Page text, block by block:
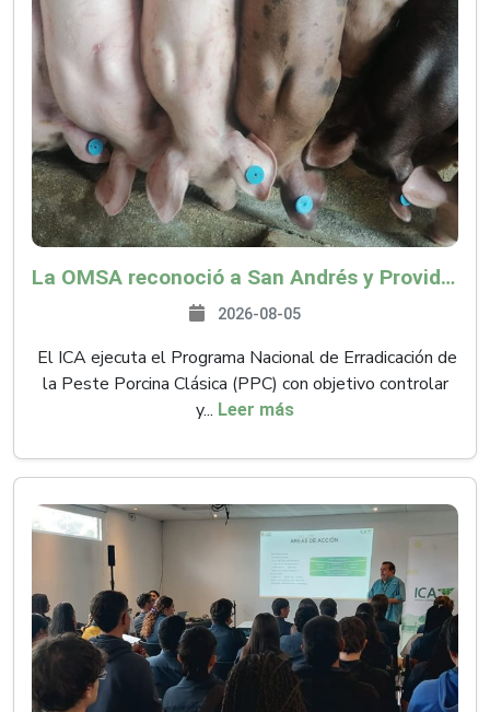
La OMSA reconoció a San Andrés y Providencia como zona libre de Peste Porcina Clásica (PPC)
2026-08-05
El ICA ejecuta el Programa Nacional de Erradicación de
la Peste Porcina Clásica (PPC) con objetivo controlar
y... Leer más